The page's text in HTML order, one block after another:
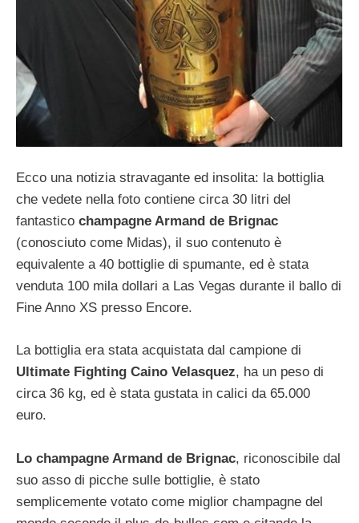
Ecco una notizia stravagante ed insolita: la bottiglia
che vedete nella foto contiene circa 30 litri del
fantastico champagne Armand de Brignac
(conosciuto come Midas), il suo contenuto è
equivalente a 40 bottiglie di spumante, ed è stata
venduta 100 mila dollari a Las Vegas durante il ballo di
Fine Anno XS presso Encore.
La bottiglia era stata acquistata dal campione di
Ultimate Fighting Caino Velasquez, ha un peso di
circa 36 kg, ed è stata gustata in calici da 65.000
euro.
Lo champagne Armand de Brignac, riconoscibile dal
suo asso di picche sulle bottiglie, è stato
semplicemente votato come miglior champagne del